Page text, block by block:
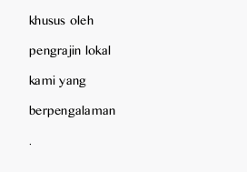
khusus oleh
pengrajin lokal
kami yang
berpengalaman
.